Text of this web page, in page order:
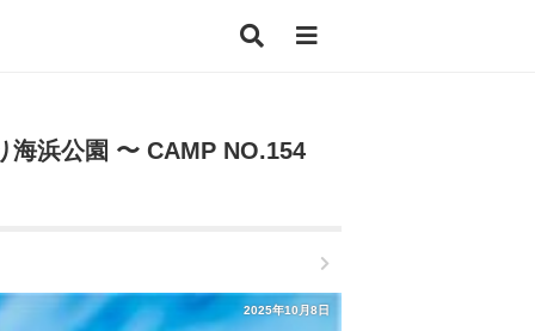
浜公園 〜 CAMP NO.154
2025年10月8日